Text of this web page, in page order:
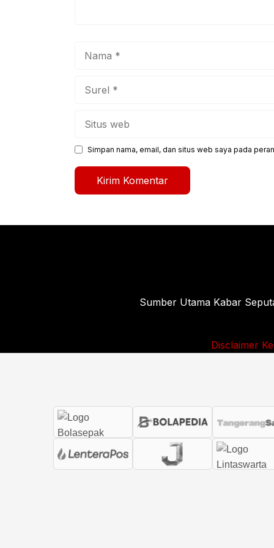
Simpan nama, email, dan situs web saya pada
Sumber Utama Kabar
Disclaimer